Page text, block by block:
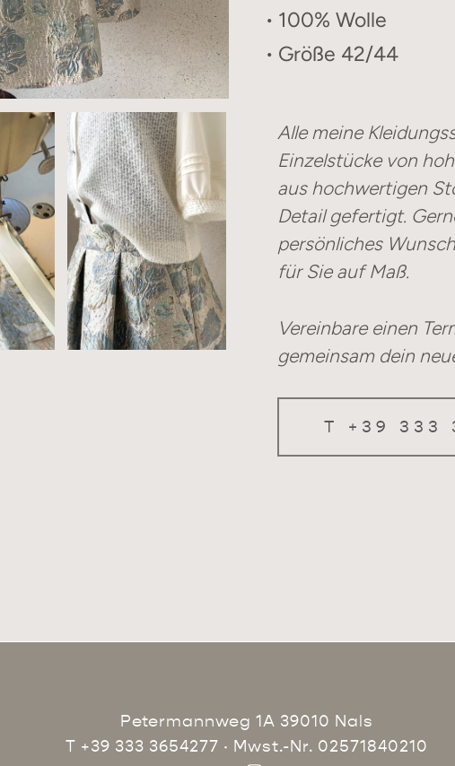
Lena-
3
100% Wolle
Größe 42/44
Alle meine
Einzelstücke von
aus hochwertigen
Detail gefertigt.
persönliches
für Sie auf Maß.
Vereinbare einen
gemeinsam dein
T +39 333
Petermannweg 1A 39010 Nals
T +39 333 3654277 · Mwst.-Nr. 02571840210